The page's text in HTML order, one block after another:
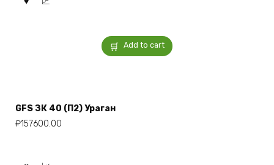
Add to cart
GFS ЗК 40 (П2) Ураган
₽157600.00